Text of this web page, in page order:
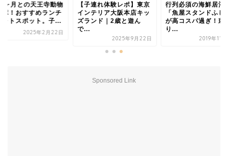
ヶ月との天王寺動物
ポ！おすすめランチ
ォトスポット。子...
2025年2月22日
【子連れ体験レポ】東京
インテリア大阪本店キッ
ズランド｜2歳と遊ん
で...
2025年9月22日
行列必須の海鮮居酒
「魚屋スタンドふじ
が高コスパ過ぎ！刺
り...
2019年11
Sponsored Link